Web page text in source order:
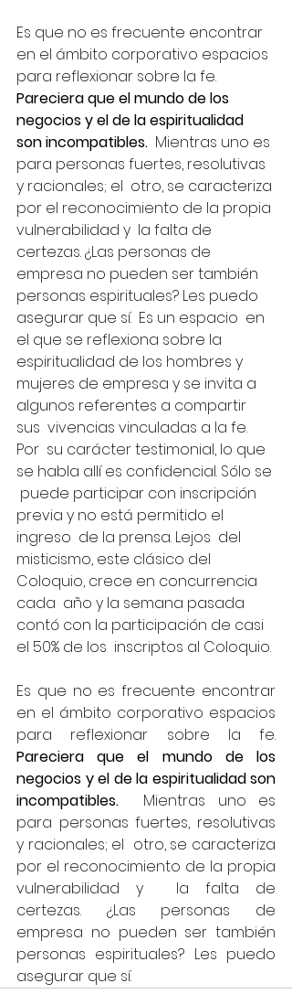
Es que no es frecuente encontrar
en el ámbito corporativo espacios
para reflexionar sobre la fe.
Pareciera que el mundo de los
negocios y el de la espiritualidad
son incompatibles.
  Mientras uno es
para personas fuertes, resolutivas
y racionales; el  otro, se caracteriza
por el reconocimiento de la propia
vulnerabilidad y  la falta de
certezas. ¿Las personas de
empresa no pueden ser también
personas espirituales? Les puedo
asegurar que sí.  Es un espacio  en
el que se reflexiona sobre la
espiritualidad de los hombres y
mujeres de empresa y se invita a
algunos referentes a compartir
sus  vivencias vinculadas a la fe.
Por  su carácter testimonial, lo que
se habla allí es confidencial. Sólo se
puede participar con inscripción
previa y no está permitido el
ingreso  de la prensa. Lejos  del
misticismo, este clásico del
Coloquio, crece en concurrencia
cada  año y la semana pasada
contó con la participación de casi
el 50% de los  inscriptos al Coloquio.
Es que no es frecuente encontrar
en el ámbito corporativo espacios
Pareciera que el mundo de los
negocios y el de la espiritualidad son
incompatibles.
  Mientras uno es
para personas fuertes, resolutivas
y racionales; el  otro, se caracteriza
por el reconocimiento de la propia
vulnerabilidad y  la falta de
certezas. ¿Las personas de
empresa no pueden ser también
personas espirituales? Les puedo
asegurar que sí.